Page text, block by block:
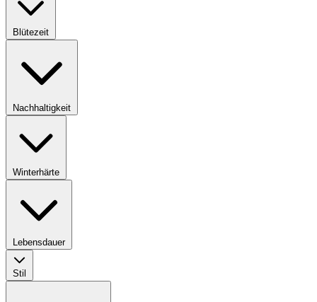
Blütezeit
Nachhaltigkeit
Winterhärte
Lebensdauer
Stil